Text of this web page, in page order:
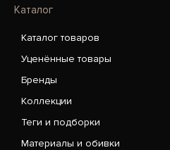
Каталог
Каталог товаров
Уценённые товары
Бренды
Коллекции
Теги и подборки
Материалы и обивки